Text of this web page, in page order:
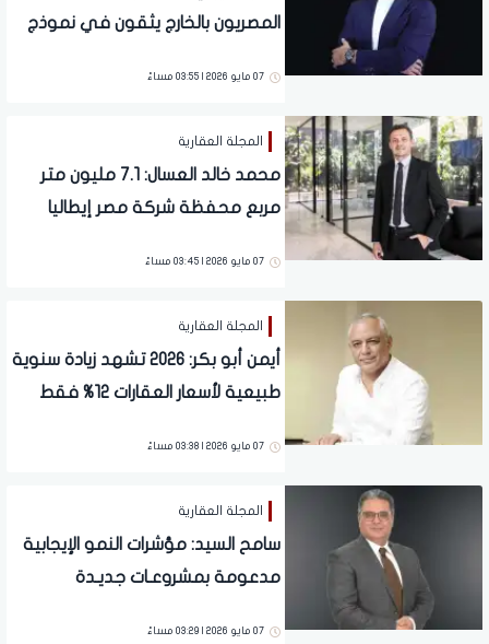
المصريون بالخارج يثقون في نموذج
المستدام
07 مايو 2026 | 03:55 مساءً
المجلة العقارية
محمد خالد العسال: 7.1 مليون متر
مربع محفظة شركة مصر إيطاليا
مجتمعات متكاملة
07 مايو 2026 | 03:45 مساءً
المجلة العقارية
أيمن أبو بكر: 2026 تشهد زيادة سنوية
طبيعية لأسعار العقارات 12% فقط
07 مايو 2026 | 03:38 مساءً
المجلة العقارية
سامح السيد: مؤشرات النمو الإيجابية
مدعومة بمشروعـات جديـدة
07 مايو 2026 | 03:29 مساءً